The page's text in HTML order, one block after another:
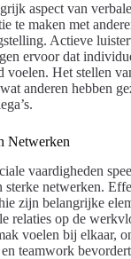
aspect van
te maken met
Actieve
ervoor dat
voelen. Het stellen
anderen hebben
Netwerken
vaardigheden
netwerken.
zijn belangrijke
relaties op de
voelen bij elkaar,
teamwork